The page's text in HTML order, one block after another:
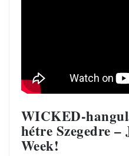
WICKED-
hétre Szegedre
Week!